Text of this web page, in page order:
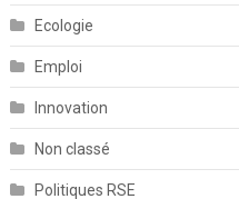
Ecologie
Emploi
Innovation
Non classé
Politiques RSE